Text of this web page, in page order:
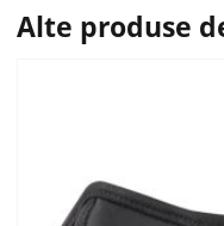
Alte produse